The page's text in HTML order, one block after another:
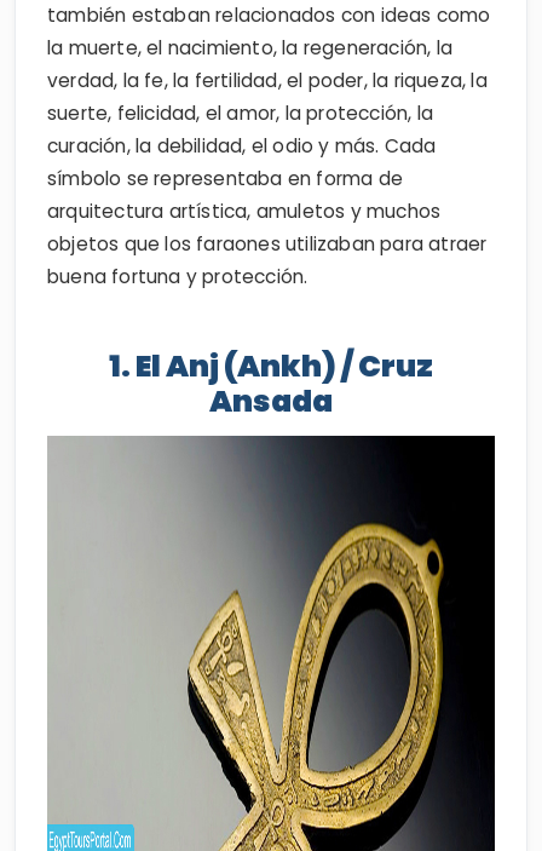
también estaban relacionados con ideas como
la muerte, el nacimiento, la regeneración, la
verdad, la fe, la fertilidad, el poder, la riqueza, la
suerte, felicidad, el amor, la protección, la
curación, la debilidad, el odio y más. Cada
símbolo se representaba en forma de
arquitectura artística, amuletos y muchos
objetos que los faraones utilizaban para atraer
buena fortuna y protección.
1. El Anj (Ankh) / Cruz
Ansada